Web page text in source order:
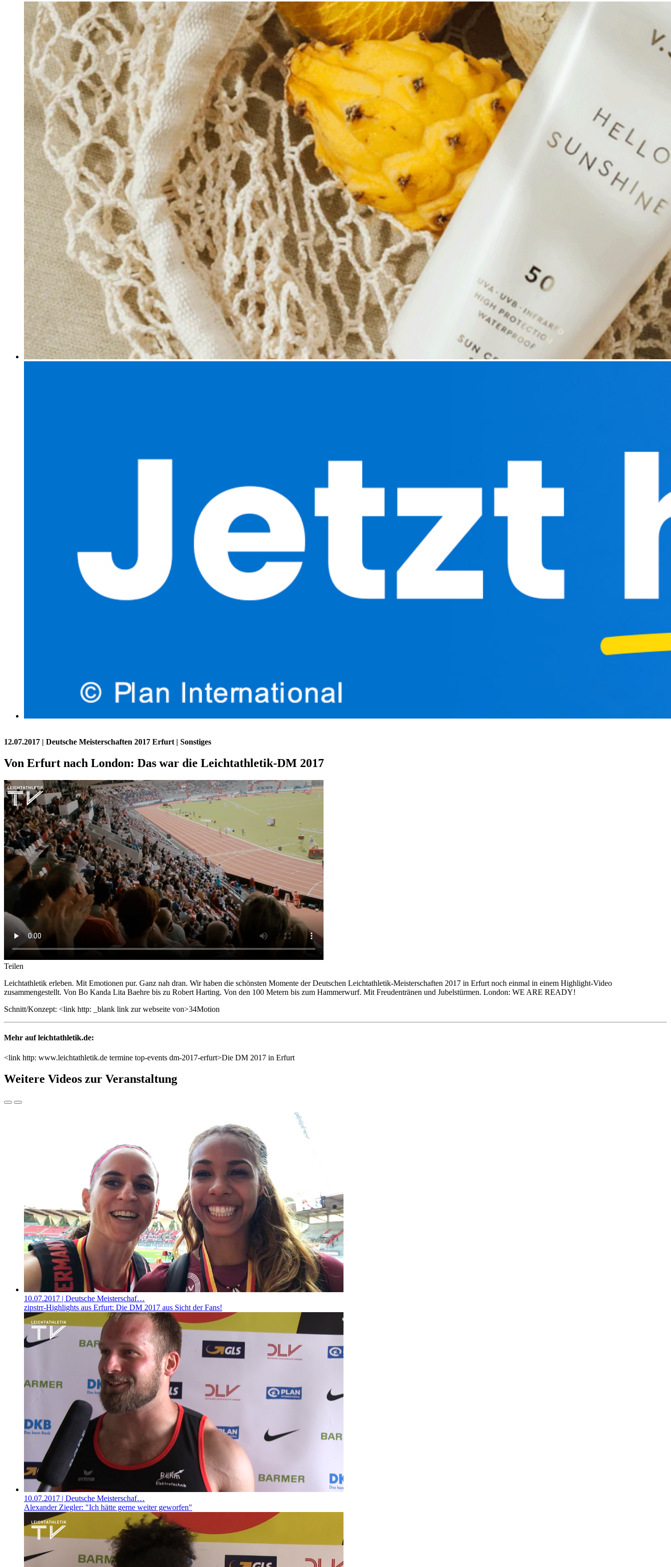
12.07.2017 | Deutsche Meisterschaften 2017 Erfurt | Sonstiges
Von Erfurt nach London: Das war die Leichtathletik-DM 2017
Teilen
Leichtathletik erleben. Mit Emotionen pur. Ganz nah dran. Wir haben die schönsten Momente der Deutschen Leichtathletik-Meisterschaften 2017 in Erfurt noch einmal in einem Highlight-Video
zusammengestellt. Von Bo Kanda Lita Baehre bis zu Robert Harting. Von den 100 Metern bis zum Hammerwurf. Mit Freudentränen und Jubelstürmen. London: WE ARE READY!
Schnitt/Konzept: <link http: _blank link zur webseite von>34Motion
Mehr auf leichtathletik.de:
<link http: www.leichtathletik.de termine top-events dm-2017-erfurt>Die DM 2017 in Erfurt
Weitere Videos zur Veranstaltung
10.07.2017 | Deutsche Meisterschaf…
zipstrr-Highlights aus Erfurt: Die DM 2017 aus Sicht der Fans!
10.07.2017 | Deutsche Meisterschaf…
Alexander Ziegler: "Ich hätte gerne weiter geworfen"